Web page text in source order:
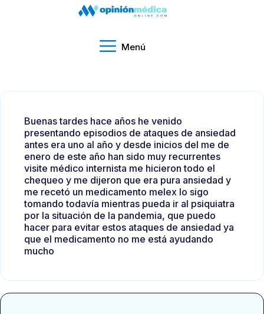
Menú
Buenas tardes hace años he venido
presentando episodios de ataques de ansiedad
antes era uno al año y desde inicios del me de
enero de este año han sido muy recurrentes
visite médico internista me hicieron todo el
chequeo y me dijeron que era pura ansiedad y
me recetó un medicamento melex lo sigo
tomando todavía mientras pueda ir al psiquiatra
por la situación de la pandemia, que puedo
hacer para evitar estos ataques de ansiedad ya
que el medicamento no me está ayudando
mucho